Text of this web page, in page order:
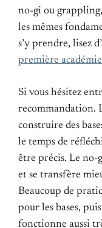
no-gi ou
les mêmes
s’y prendre, lisez
première académie
Si vous hésitez
recommandation.
construire des
le temps de
être précis. Le no-
et se transfère
Beaucoup de
pour les bases,
fonctionne aussi